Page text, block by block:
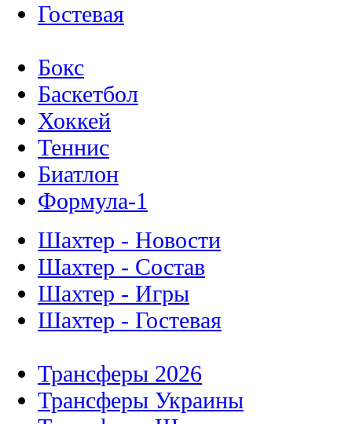
Гостевая
Бокс
Баскетбол
Хоккей
Теннис
Биатлон
Формула-1
Шахтер - Новости
Шахтер - Состав
Шахтер - Игры
Шахтер - Гостевая
Трансферы 2026
Трансферы Украины